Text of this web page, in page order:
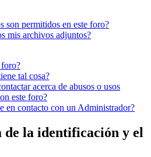
son permitidos en este foro?
mis archivos adjuntos?
tal cosa?
acerca de abusos o usos
este foro?
en contacto con un Administrador?
de la identificación y el